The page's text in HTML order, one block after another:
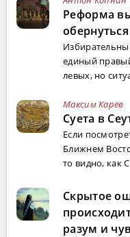
Реформа
единый
левых, но
Максим Карев
Суета в
Если
Ближнем
то видно, как
Скрытое
разум и